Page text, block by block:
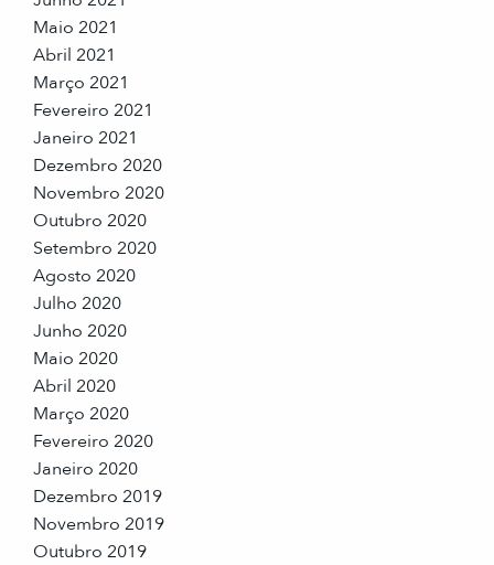
Maio 2021
Abril 2021
Março 2021
Fevereiro 2021
Janeiro 2021
Dezembro 2020
Novembro 2020
Outubro 2020
Setembro 2020
Agosto 2020
Julho 2020
Junho 2020
Maio 2020
Abril 2020
Março 2020
Fevereiro 2020
Janeiro 2020
Dezembro 2019
Novembro 2019
Outubro 2019